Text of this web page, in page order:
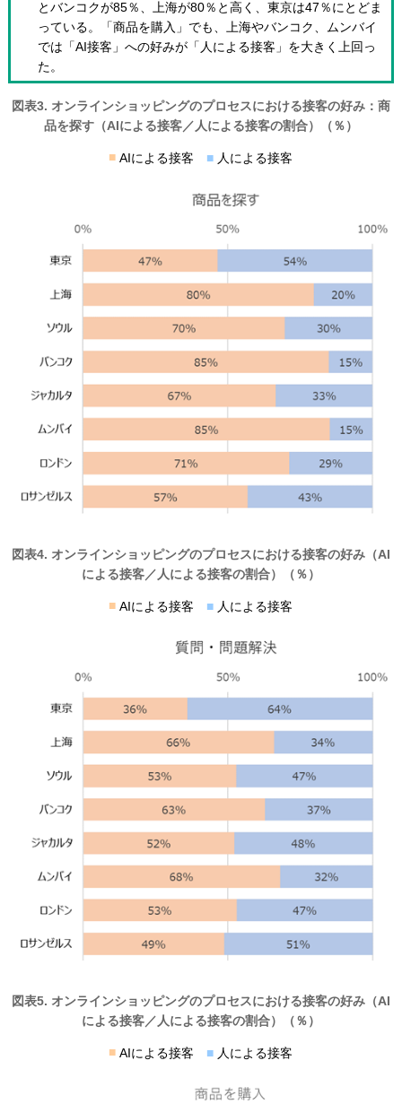
とバンコクが85％、上海が80％と高く、東京は47％にとどま
っている。「商品を購入」でも、上海やバンコク、ムンバイ
では「AI接客」への好みが「人による接客」を大きく上回っ
た。
図表3. オンラインショッピングのプロセスにおける接客の好み：商
品を探す（AIによる接客／人による接客の割合）（％）
■ AIによる接客 ■ 人による接客
図表4. オンラインショッピングのプロセスにおける接客の好み（AI
による接客／人による接客の割合）（％）
■AIによる接客 ■ 人による接客
図表5. オンラインショッピングのプロセスにおける接客の好み（AI
による接客／人による接客の割合）（％）
■ AIによる接客 ■ 人による接客